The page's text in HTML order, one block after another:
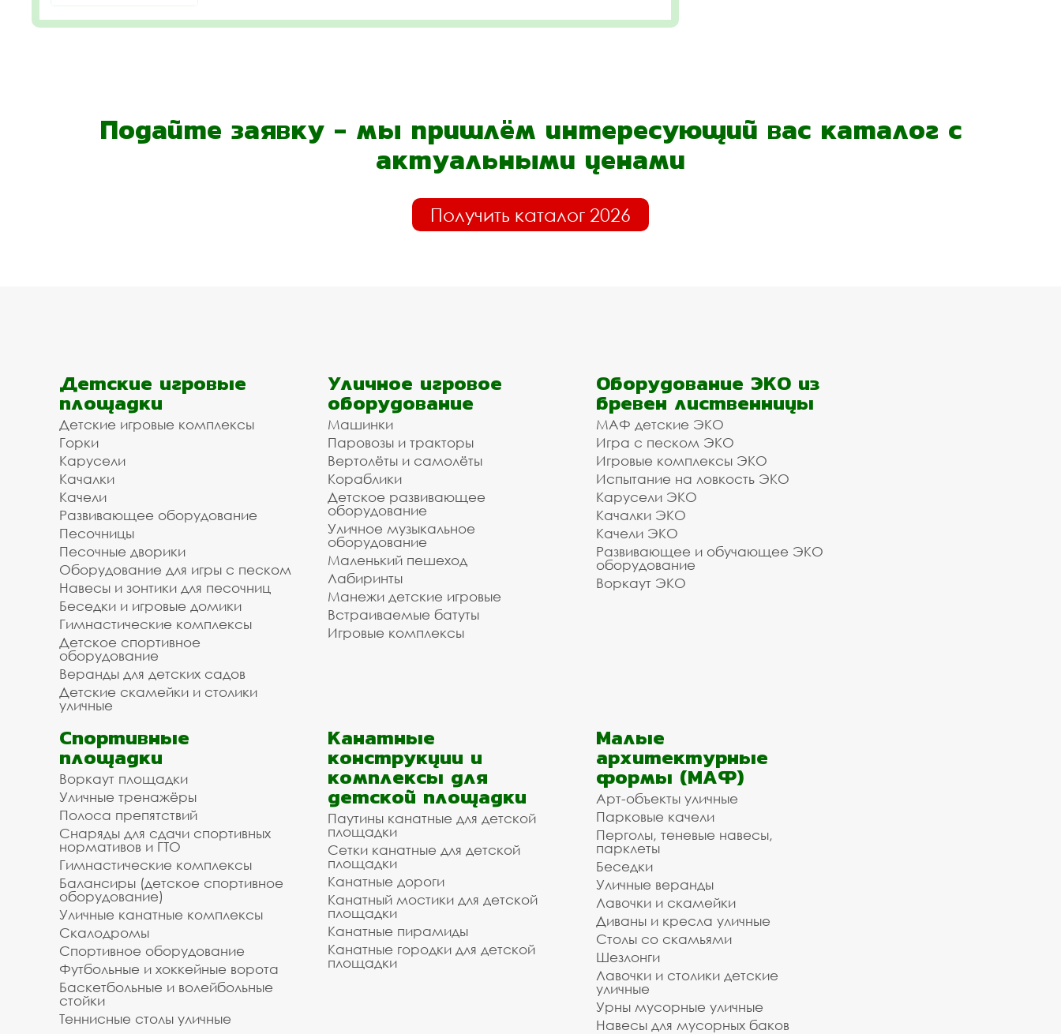
Подайте заявку - мы пришлём интересующий вас каталог с
актуальными ценами
Получить каталог 2026
Детские игровые
площадки
Детские игровые комплексы
Горки
Карусели
Качалки
Качели
Развивающее оборудование
Песочницы
Песочные дворики
Оборудование для игры с песком
Навесы и зонтики для песочниц
Беседки и игровые домики
Гимнастические комплексы
Детское спортивное
оборудование
Веранды для детских садов
Детские скамейки и столики
уличные
Уличное игровое
оборудование
Машинки
Паровозы и тракторы
Вертолёты и самолёты
Кораблики
Детское развивающее
оборудование
Уличное музыкальное
оборудование
Маленький пешеход
Лабиринты
Манежи детские игровые
Встраиваемые батуты
Игровые комплексы
Оборудование ЭКО из
бревен лиственницы
МАФ детские ЭКО
Игра с песком ЭКО
Игровые комплексы ЭКО
Испытание на ловкость ЭКО
Карусели ЭКО
Качалки ЭКО
Качели ЭКО
Развивающее и обучающее ЭКО
оборудование
Воркаут ЭКО
Спортивные
площадки
Воркаут площадки
Уличные тренажёры
Полоса препятствий
Снаряды для сдачи спортивных
нормативов и ГТО
Гимнастические комплексы
Балансиры (детское спортивное
оборудование)
Уличные канатные комплексы
Скалодромы
Спортивное оборудование
Футбольные и хоккейные ворота
Баскетбольные и волейбольные
стойки
Теннисные столы уличные
Канатные
конструкции и
комплексы для
детской площадки
Паутины канатные для детской
площадки
Сетки канатные для детской
площадки
Канатные дороги
Канатный мостики для детской
площадки
Канатные пирамиды
Канатные городки для детской
площадки
Малые
архитектурные
формы (МАФ)
Арт-объекты уличные
Парковые качели
Перголы, теневые навесы,
парклеты
Беседки
Уличные веранды
Лавочки и скамейки
Диваны и кресла уличные
Столы со скамьями
Шезлонги
Лавочки и столики детские
уличные
Урны мусорные уличные
Навесы для мусорных баков